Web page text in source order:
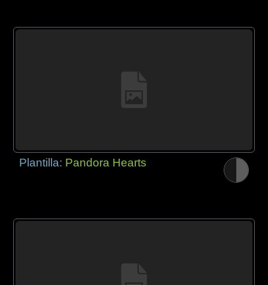
Plantilla: Pandora Hearts